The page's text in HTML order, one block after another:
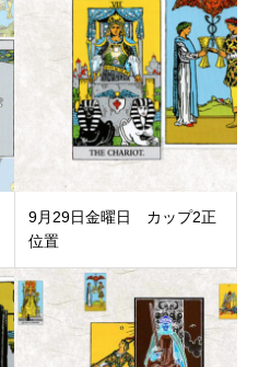
9月29日金曜日 カップ2正
位置